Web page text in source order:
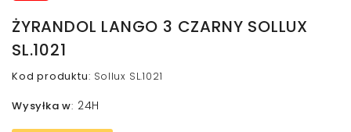
ŻYRANDOL LANGO 3 CZARNY SOLLUX
SL.1021
Kod produktu: Sollux SL.1021
Wysyłka w: 24H